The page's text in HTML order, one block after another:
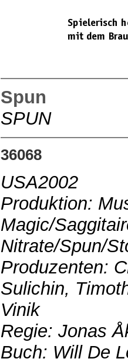
Spun
SPUN
36068
USA2002
Produktion:
Magic/
Nitrate/Spun/
Produzenten:
Sulichin,
Vinik
Regie: Jonas
Buch: Will De